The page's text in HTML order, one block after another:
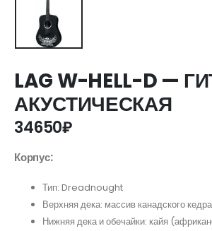
LAG W-HELL-D —
АКУСТИЧЕСКАЯ
34650₽
Корпус:
Тип: Dreadnought
Верхняя дека: массив канадского кедра
Нижняя дека и обечайки: кайя